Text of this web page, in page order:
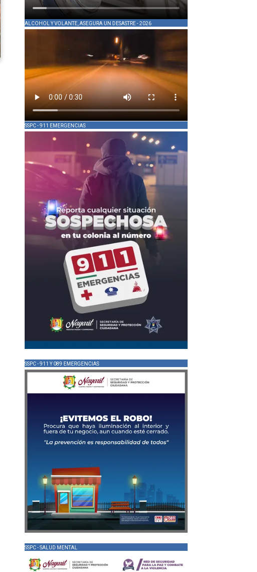
ALCOHOL Y VOLANTE, ASEGURA UN DESASTRE - 2026
SSPC - 911 EMERGENCIAS
SSPC - 911 Y 089 EMERGENCIAS
SSPC - SALUD MENTAL